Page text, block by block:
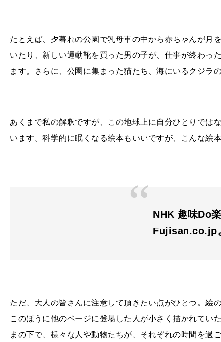
たとえば、夕暮れの公園で乳母車の中から赤ちゃんが月
いたり、新しい運動靴を買った男の子が、仕事が終わっ
ます。さらに、公園に集まった猫たち、海にいるクジラ
あくまで私の解釈ですが、この地球上に自分ひとりで
います。科学的に眠くなる絵本もいいですが、こんな絵
NHK 趣味Do
Fujisan.co.jp
ただ、大人の皆さんに注意して頂きたい点がひとつ。絵
このほうに他のページに登場した人が小さく描かれてい
まの下で、様々な人や動物たちが、それぞれの時間を過